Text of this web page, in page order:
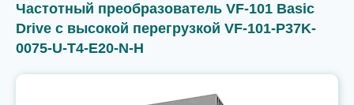
Частотный преобразователь VF-101 Basic
Drive c высокой перегрузкой VF-101-P37K-
0075-U-T4-E20-N-H